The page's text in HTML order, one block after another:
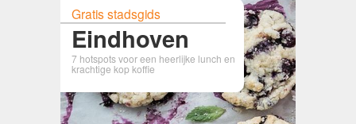
Gratis stadsgids
Eindhoven
7 hotspots voor een heerlijke lunch en
krachtige kop koffie